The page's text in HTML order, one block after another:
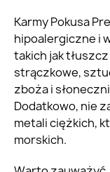
Karmy Pokusa
hipoalergiczne i
takich jak
strączkowe,
zboża i
Dodatkowo, nie
metali ciężkich,
morskich.